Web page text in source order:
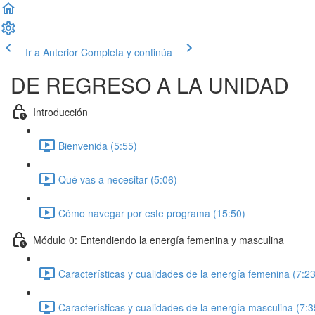
Ir a Anterior Completa y continúa
DE REGRESO A LA UNIDAD
Introducción
Bienvenida (5:55)
Qué vas a necesitar (5:06)
Cómo navegar por este programa (15:50)
Módulo 0: Entendiendo la energía femenina y masculina
Características y cualidades de la energía femenina
Características y cualidades de la energía masculina